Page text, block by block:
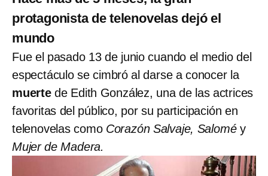
protagonista de telenovelas dejó el
mundo
Fue el pasado 13 de junio cuando el medio del
espectáculo se cimbró al darse a conocer la
muertede Edith González, una de las actrices
favoritas del público, por su participación en
telenovelas como Corazón Salvaje, Salomé y
Mujer de Madera.